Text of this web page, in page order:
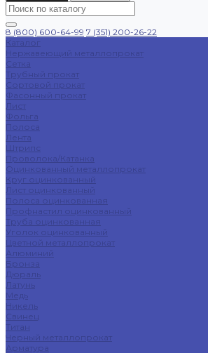
8 (800) 600-64-99 7 (351) 200-26-22
Каталог
Нержавеющий металлопрокат
Сетка
Трубный прокат
Сортовой прокат
Фасонный прокат
Лист
Фольга
Полоса
Лента
Штрипс
Проволока/Катанка
Оцинкованный металлопрокат
Круг оцинкованный
Лист оцинкованный
Полоса оцинкованная
Профнастил оцинкованный
Труба оцинкованная
Уголок оцинкованный
Цветной металлопрокат
Алюминий
Бронза
Дюраль
Латунь
Медь
Никель
Свинец
Титан
Черный металлопрокат
Арматура